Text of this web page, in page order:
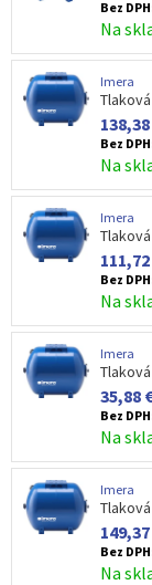
Bez
Na
Imera
Bez
Na
Imera
Bez
Na
Imera
35,88
Bez
Na
Imera
Bez
Na